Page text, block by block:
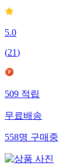
5.0
(21)
509적립
무료배송
558명구매중